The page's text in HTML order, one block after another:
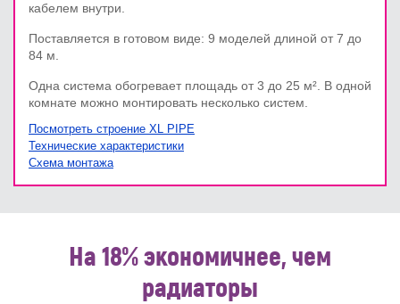
кабелем внутри.
Поставляется в готовом виде: 9 моделей длиной от 7 до
84 м.
Одна система обогревает площадь от 3 до 25 м². В одной
комнате можно монтировать несколько систем.
Посмотреть строение XL PIPE
Технические характеристики
Схема монтажа
На 18% экономичнее, чем
радиаторы